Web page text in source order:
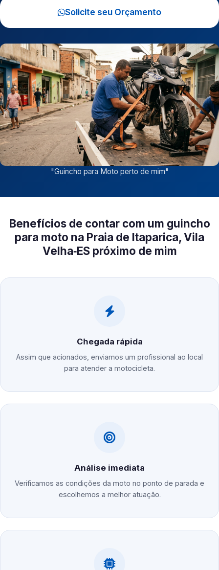
Solicite seu Orçamento
"Guincho para Moto perto de mim"
Benefícios de contar com um guincho
para moto na Praia de Itaparica, Vila
Velha‑ES próximo de mim
Chegada rápida
Assim que acionados, enviamos um profissional ao local
para atender a motocicleta.
Análise imediata
Verificamos as condições da moto no ponto de parada e
escolhemos a melhor atuação.